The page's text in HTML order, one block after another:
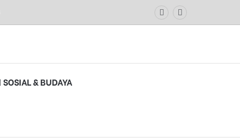
SOSIAL & BUDAYA